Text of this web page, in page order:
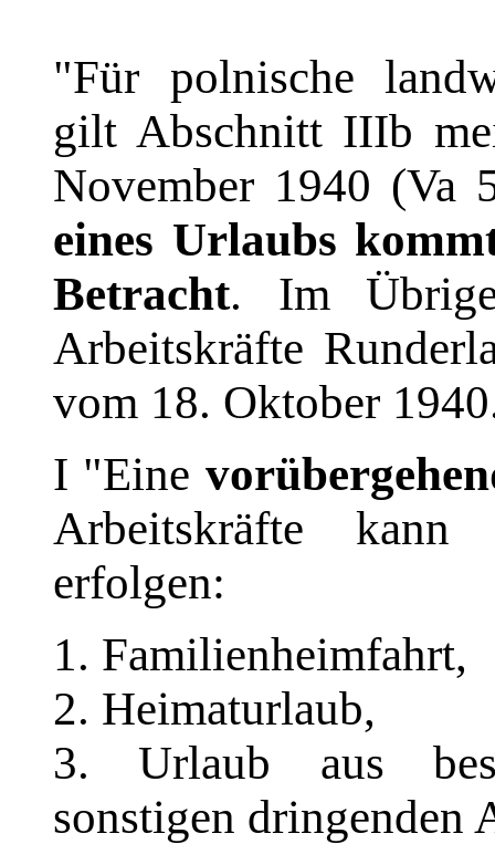
"Für polnische
gilt Abschnitt IIIb
November 1940 (Va
eines Urlaubs
Betracht. Im
Arbeitskräfte
vom 18. Oktober
I "Eine
Arbeitskräfte kann
erfolgen:
1. Familienheimfahrt,
2. Heimaturlaub,
3. Urlaub aus
sonstigen dringenden